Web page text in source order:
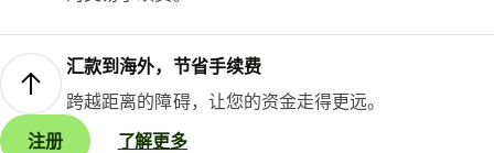
汇款到海外，节省手续费
跨越距离的障碍，让您的资金走得更远。
注册
了解更多